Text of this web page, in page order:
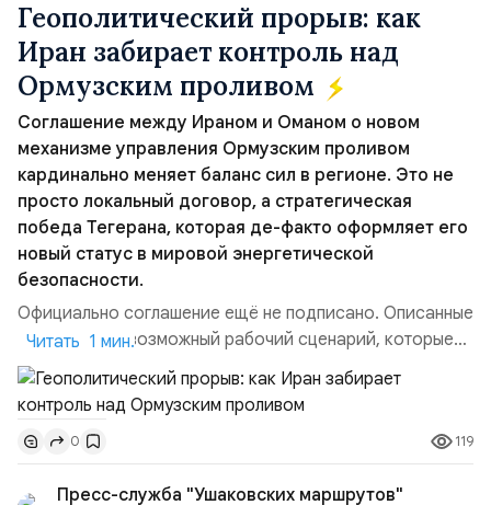
Геополитический прорыв: как
Иран забирает контроль над
Ормузским проливом
Соглашение между Ираном и Оманом о новом
механизме управления Ормузским проливом
кардинально меняет баланс сил в регионе. Это не
просто локальный договор, а стратегическая
победа Тегерана, которая де-факто оформляет его
новый статус в мировой энергетической
безопасности.
Официально соглашение ещё не подписано. Описанные
пункты — это возможный рабочий сценарий, которые
скорее всего будут реализованы.Разбираем ключевые
тезисы и последствия этого соглашения:. 1. Новые
доли контроля (75 на 25). Было: Ранее Иран и Оман
контролировали пролив на паритетных началах —
50/50. Стало: Новое соглашение закрепляет за
Ираном...
Читать 1 мин.
0 119
Пресс-служба "Ушаковских маршрутов"